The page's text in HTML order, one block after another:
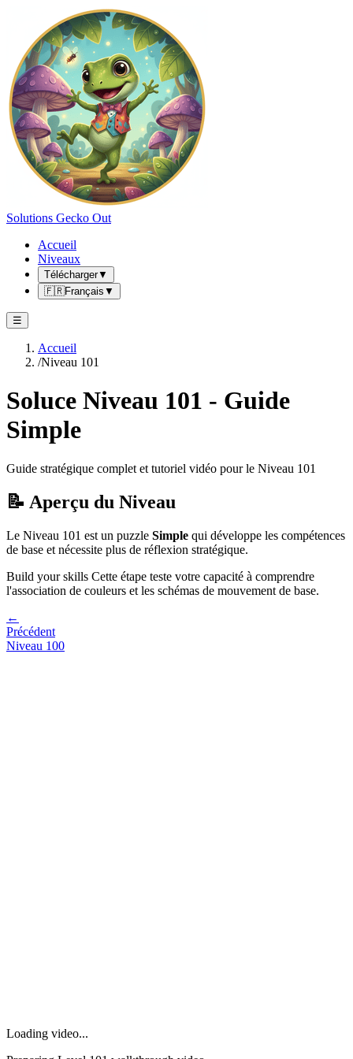
Solutions Gecko Out
Accueil
Niveaux
Télécharger▼
🇫🇷Français ▼
☰
Accueil
/Niveau 101
Soluce Niveau 101 - Guide
Simple
Guide stratégique complet et tutoriel vidéo pour le Niveau 101
📝 Aperçu du Niveau
Le Niveau 101 est un puzzle Simple qui développe les compétences
de base et nécessite plus de réflexion stratégique.
Build your skills Cette étape teste votre capacité à comprendre
l'association de couleurs et les schémas de mouvement de base.
←
Précédent
Niveau 100
Loading video...